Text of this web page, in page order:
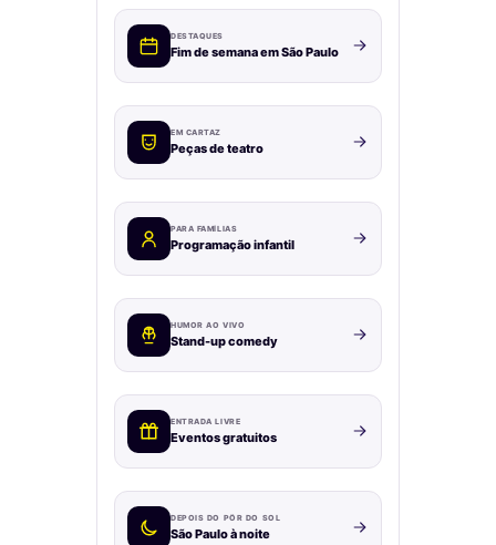
DESTAQUES
Fim de semana em São Paulo
EM CARTAZ
Peças de teatro
PARA FAMÍLIAS
Programação infantil
HUMOR AO VIVO
Stand-up comedy
ENTRADA LIVRE
Eventos gratuitos
DEPOIS DO PÔR DO SOL
São Paulo à noite